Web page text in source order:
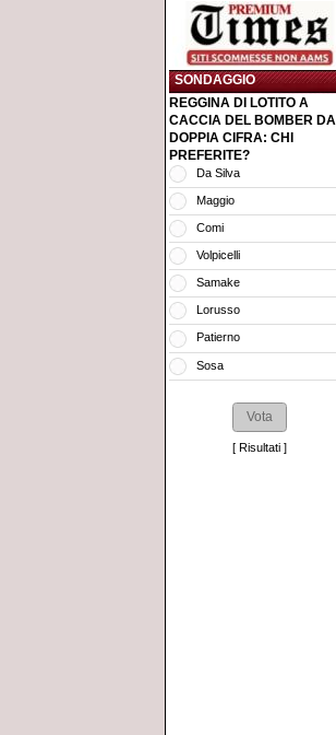
SONDAGGIO
REGGINA DI LOTITO A
CACCIA DEL BOMBER DA
DOPPIA CIFRA: CHI
PREFERITE?
Da Silva
Maggio
Comi
Volpicelli
Samake
Lorusso
Patierno
Sosa
[ Risultati ]